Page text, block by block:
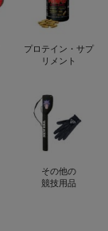
プロテイン・サプ
リメント
その他の
競技用品